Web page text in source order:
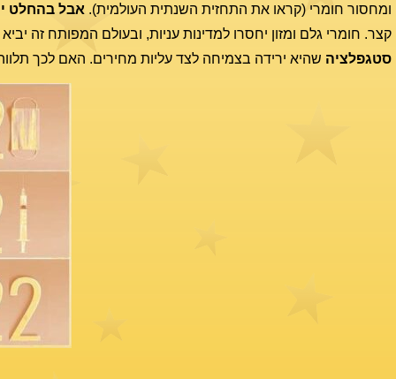
ומחסור חומרי (קראו את התחזית השנתית העולמית). אבל בהחלט
קצר. חומרי גלם ומזון יחסרו למדינות עניות, ובעולם המפותח זה
סטגפלציה שהיא ירידה בצמיחה לצד עליות מחירים. האם לכך